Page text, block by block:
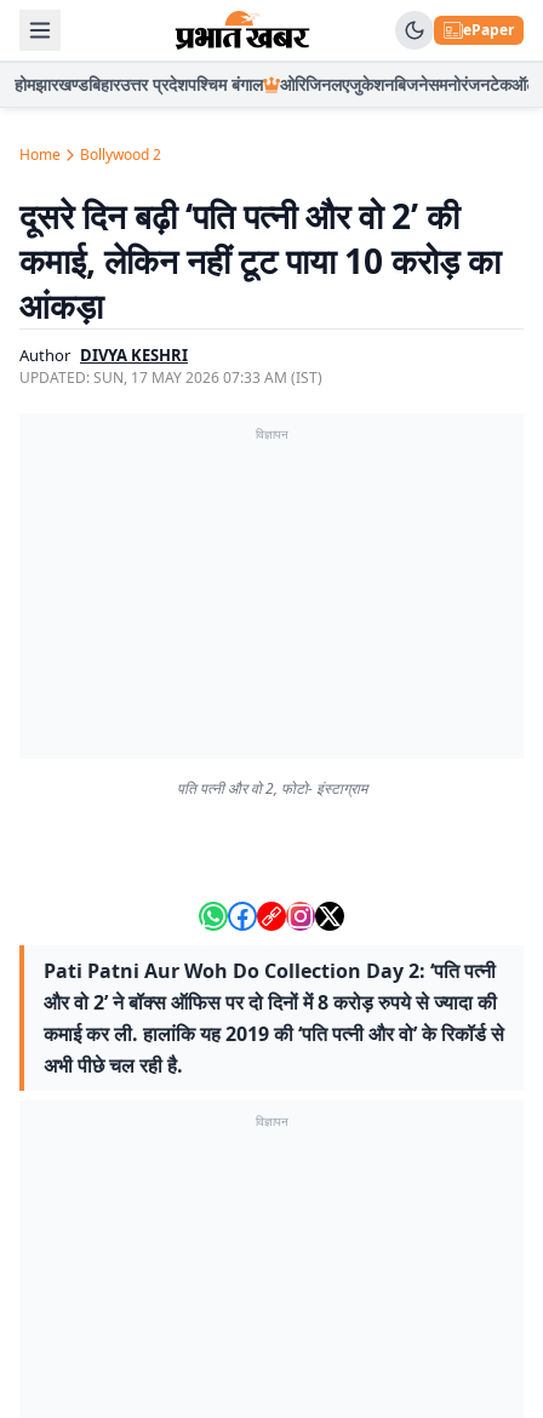
ePaper
होमझारखण्डबिहारउत्तर प्रदेशपश्चिम बंगाल ओरिजिनलएजुकेशनबिजनेसमनोरंजनटेकऑटो
Home Bollywood 2
दूसरे दिन बढ़ी ‘पति पत्नी और वो 2’ की
कमाई, लेकिन नहीं टूट पाया 10 करोड़ का
आंकड़ा
Author DIVYA KESHRI
UPDATED:SUN, 17 MAY 2026 07:33 AM (IST)
विज्ञापन
पति पत्नी और वो 2, फोटो- इंस्टाग्राम
Pati Patni Aur Woh Do Collection Day 2: ‘पति पत्नी
और वो 2’ ने बॉक्स ऑफिस पर दो दिनों में 8 करोड़ रुपये से ज्यादा की
कमाई कर ली. हालांकि यह 2019 की ‘पति पत्नी और वो’ के रिकॉर्ड से
अभी पीछे चल रही है.
विज्ञापन